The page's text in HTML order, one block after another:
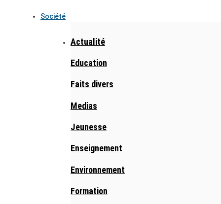
Société
Actualité
Education
Faits divers
Medias
Jeunesse
Enseignement
Environnement
Formation